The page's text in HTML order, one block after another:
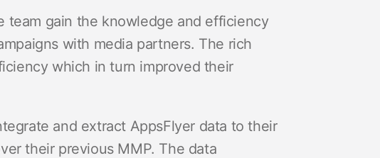
team gain the knowledge and efficiency
with media partners. The rich
which in turn improved their
and extract AppsFlyer data to their
their previous MMP. The data